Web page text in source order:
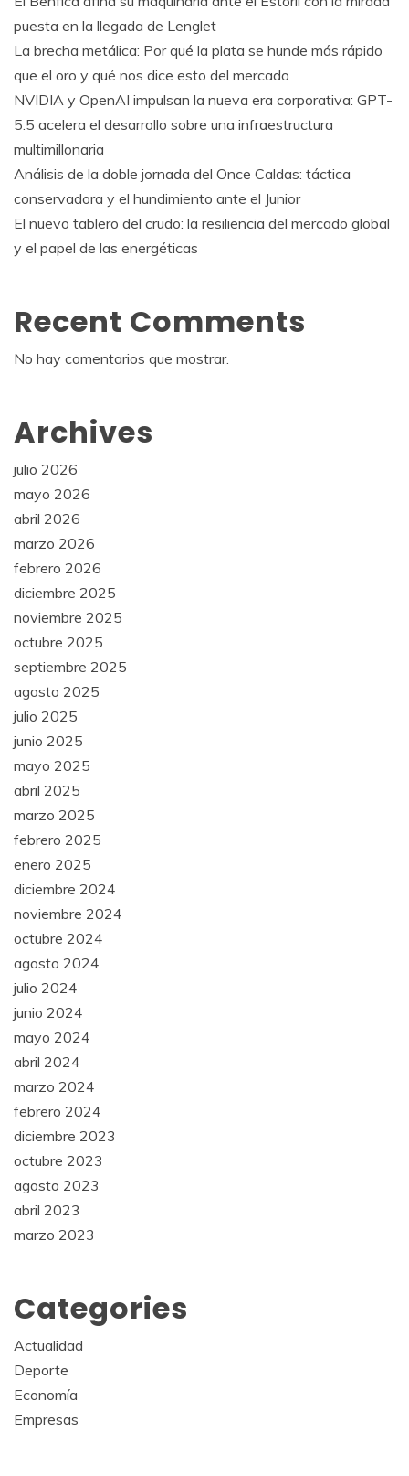
puesta en la llegada de Lenglet
La brecha metálica: Por qué la plata se hunde más rápido
que el oro y qué nos dice esto del mercado
NVIDIA y OpenAI impulsan la nueva era corporativa: GPT-
5.5 acelera el desarrollo sobre una infraestructura
multimillonaria
Análisis de la doble jornada del Once Caldas: táctica
conservadora y el hundimiento ante el Junior
El nuevo tablero del crudo: la resiliencia del mercado global
y el papel de las energéticas
Recent Comments
No hay comentarios que mostrar.
Archives
julio 2026
mayo 2026
abril 2026
marzo 2026
febrero 2026
diciembre 2025
noviembre 2025
octubre 2025
septiembre 2025
agosto 2025
julio 2025
junio 2025
mayo 2025
abril 2025
marzo 2025
febrero 2025
enero 2025
diciembre 2024
noviembre 2024
octubre 2024
agosto 2024
julio 2024
junio 2024
mayo 2024
abril 2024
marzo 2024
febrero 2024
diciembre 2023
octubre 2023
agosto 2023
abril 2023
marzo 2023
Categories
Actualidad
Deporte
Economía
Empresas